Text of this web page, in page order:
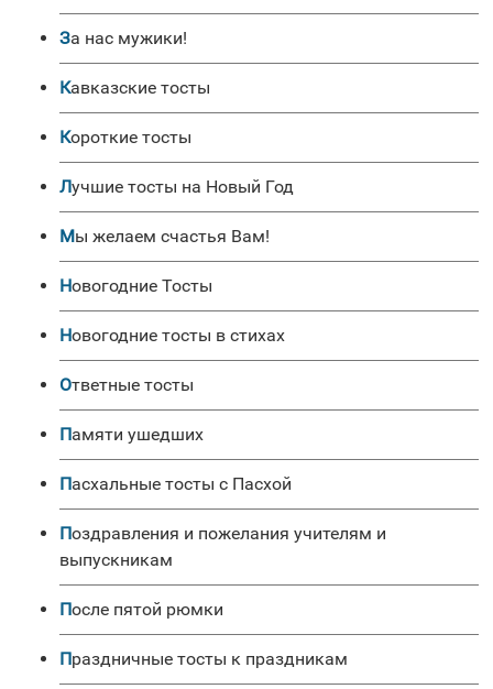
За нас мужики!
Кавказские тосты
Короткие тосты
Лучшие тосты на Новый Год
Мы желаем счастья Вам!
Новогодние Тосты
Новогодние тосты в стихах
Ответные тосты
Памяти ушедших
Пасхальные тосты с Пасхой
Поздравления и пожелания учителям и
выпускникам
После пятой рюмки
Праздничные тосты к праздникам